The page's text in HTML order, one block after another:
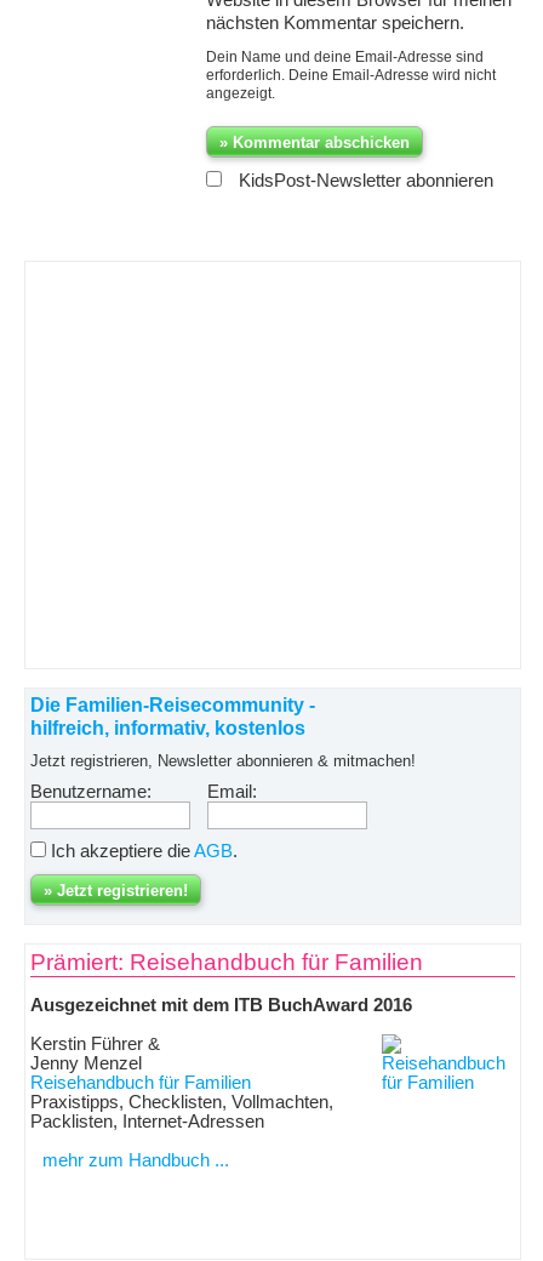
nächsten Kommentar speichern.
Dein Name und deine Email-Adresse sind
erforderlich. Deine Email-Adresse wird nicht
angezeigt.
KidsPost-Newsletter abonnieren
Die Familien-Reisecommunity -
hilfreich, informativ, kostenlos
Jetzt registrieren, Newsletter abonnieren & mitmachen!
Benutzername: Email:
Ich akzeptiere dieAGB.
Prämiert: Reisehandbuch für Familien
Ausgezeichnet mit dem ITB BuchAward 2016
Kerstin Führer &
Jenny Menzel
Reisehandbuch für Familien
Praxistipps, Checklisten, Vollmachten,
Packlisten, Internet-Adressen
mehr zum Handbuch ...